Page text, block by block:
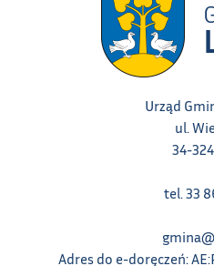
Urząd
ul.
34-
tel. 33
Adres do e-doręczeń: